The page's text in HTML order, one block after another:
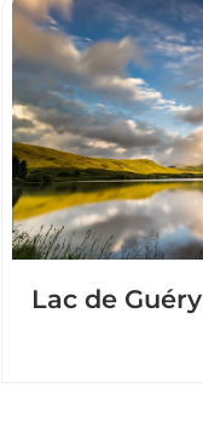
Lac de Guéry